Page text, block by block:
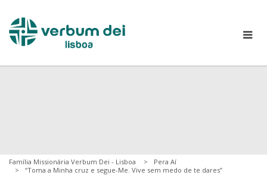
Família Missionária Verbum Dei - Lisboa
Pera Aí
“Toma a Minha cruz e segue-Me. Vive sem medo de te dares”